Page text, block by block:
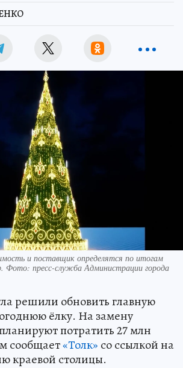
и поставщик определятся по итогам
Фото: пресс-служба Администрации города
решили обновить главную
ёлку. На замену
потратить 27 млн
сообщает«Толк» со ссылкой на
краевой столицы.